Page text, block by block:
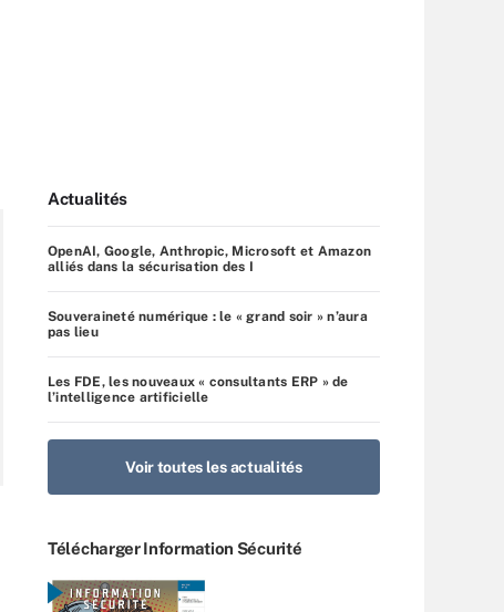
Actualités
OpenAI, Google, Anthropic, Microsoft et Amazon
alliés dans la sécurisation des I
Souveraineté numérique : le « grand soir » n’aura
pas lieu
Les FDE, les nouveaux « consultants ERP » de
l’intelligence artificielle
Voir toutes les actualités
Télécharger Information Sécurité